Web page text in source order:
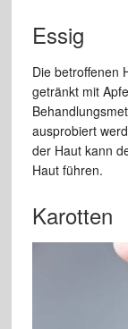
Essig
Die betroffenen
getränkt mit
ausprobiert
der Haut kann
Haut führen.
Karotten